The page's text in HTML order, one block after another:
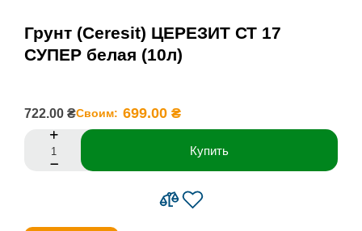
Грунт (Ceresit) ЦЕРЕЗИТ СТ 17
СУПЕР белая (10л)
722.00 ₴Своим: 699.00 ₴
Купить